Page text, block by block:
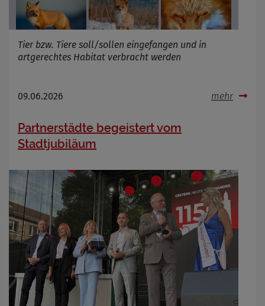
Tier bzw. Tiere soll/sollen eingefangen und in
artgerechtes Habitat verbracht werden
09.06.2026 mehr
Partnerstädte begeistert vom
Stadtjubiläum